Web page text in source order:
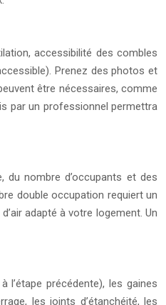
accessibilité des combles
Prenez des photos et
être nécessaires, comme
par un professionnel permettra
nombre d’occupants et des
double occupation requiert un
adapté à votre logement. Un
précédente), les gaines
les joints d’étanchéité, les